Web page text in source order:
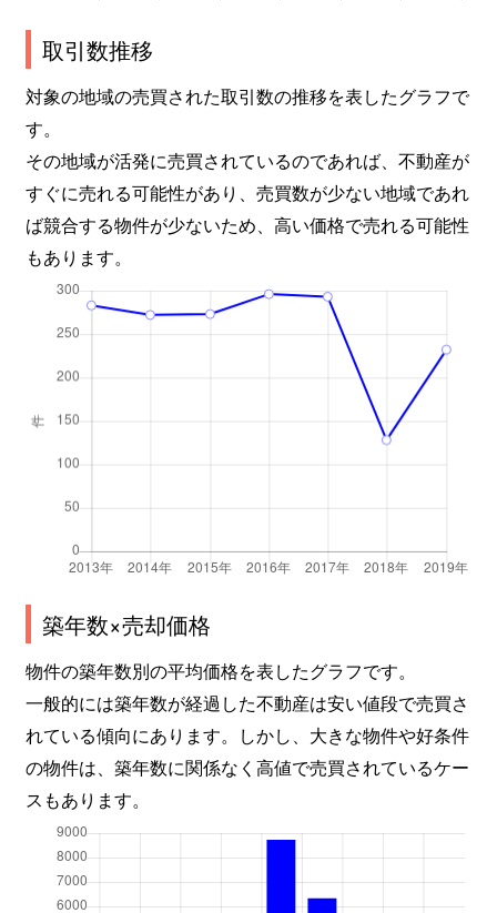
取引数推移
対象の地域の売買された取引数の推移を表したグラフで
す。
その地域が活発に売買されているのであれば、不動産が
すぐに売れる可能性があり、売買数が少ない地域であれ
ば競合する物件が少ないため、高い価格で売れる可能性
もあります。
築年数×売却価格
物件の築年数別の平均価格を表したグラフです。
一般的には築年数が経過した不動産は安い値段で売買さ
れている傾向にあります。しかし、大きな物件や好条件
の物件は、築年数に関係なく高値で売買されているケー
スもあります。